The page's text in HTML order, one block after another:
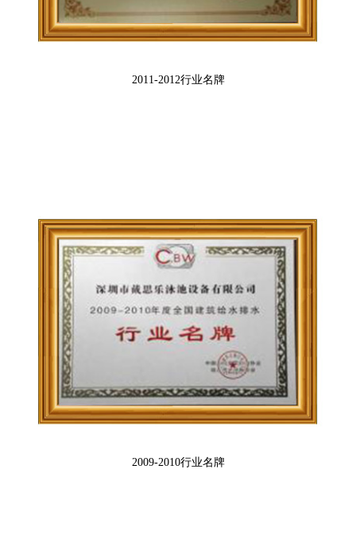
2011-2012行业名牌
2009-2010行业名牌